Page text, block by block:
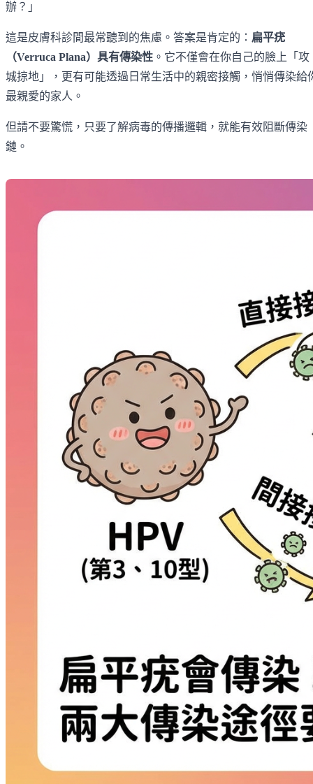
辦？」
這是皮膚科診間最常聽到的焦慮。答案是肯定的： 扁平疣
（Verruca Plana）具有傳染性 。它不僅會在你自己的臉上「攻
城掠地」，更有可能透過日常生活中的親密接觸，悄悄傳染給
最親愛的家人。
但請不要驚慌，只要了解病毒的傳播邏輯，就能有效阻斷傳染
鏈。